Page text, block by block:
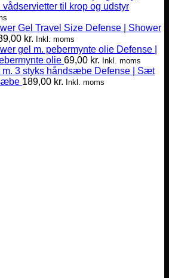
vådservietter til krop og udstyr
Defense | Shower
kr. Inkl. moms
Defense |
olie 69,00 kr. Inkl. moms
Defense | Sæt
189,00 kr. Inkl. moms